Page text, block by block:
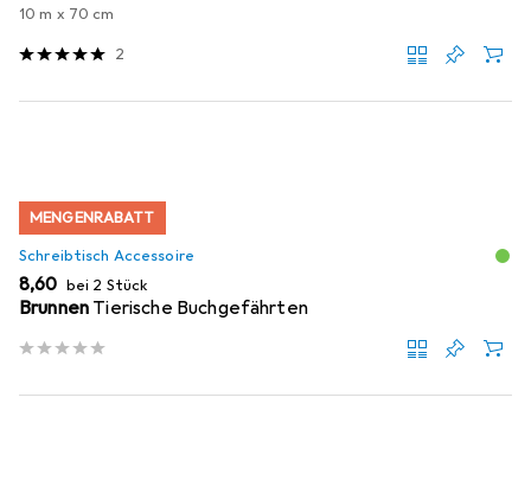
10 m x 70 cm
2
MENGENRABATT
Schreibtisch Accessoire
EUR
8,60 bei 2 Stück
Brunnen Tierische Buchgefährten